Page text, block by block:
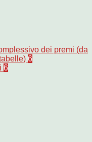
dei premi (da
6
6